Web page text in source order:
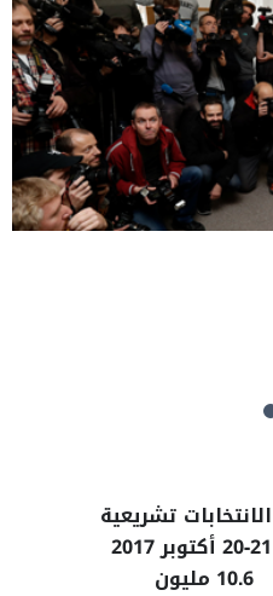
الانتخابات تشريعية
20-21أكتوبر 2017